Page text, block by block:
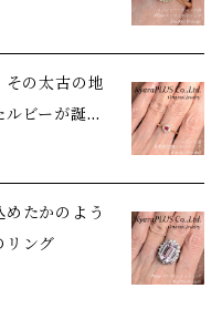
その太古の地
ビーが誕生
たかのよう
リング